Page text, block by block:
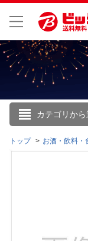
カテゴリから
トップ お酒・飲料・